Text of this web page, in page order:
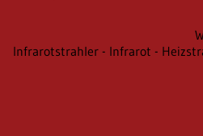
Infrarotstrahler - Infrarot -